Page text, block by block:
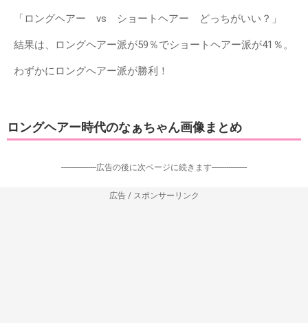
「ロングヘアー vs ショートヘアー どっちがいい？」
結果は、ロングヘアー派が59％でショートヘアー派が41％。
わずかにロングヘアー派が勝利！
ロングヘアー時代のなぁちゃん画像まとめ
-----------------広告の後に次ページに続きます-----------------
広告 / スポンサーリンク